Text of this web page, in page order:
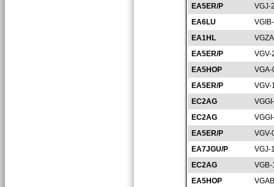
EA5ER/P
VGJ-
EA6LU
EA1HL
EA5ER/P
VGV-
EA5HOP
EA5ER/P
VGV-
EC2AG
EC2AG
EA5ER/P
VGV-
EA7JGU/P
VGJ-
EC2AG
EA5HOP